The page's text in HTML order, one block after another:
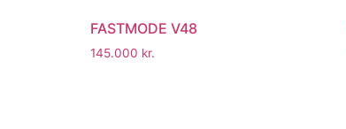
FASTMODE V48
145.000 kr.